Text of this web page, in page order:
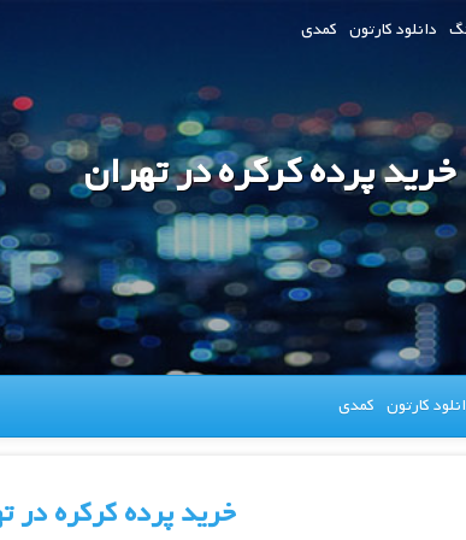
دانلود کارتون کمدی
خرید پرده کرکره در تهران
کارتون کمدی
خرید پرده کرکره در